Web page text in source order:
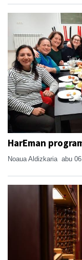
HarEman
Noaua Aldizkaria abu 06